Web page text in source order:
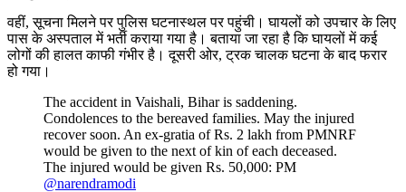
वहीं, सूचना मिलने पर पुलिस घटनास्थल पर पहुंची। घायलों को उपचार के लिए
पास के अस्पताल में भर्ती कराया गया है। बताया जा रहा है कि घायलों में कई
लोगों की हालत काफी गंभीर है। दूसरी ओर, ट्रक चालक घटना के बाद फरार
हो गया।
The accident in Vaishali, Bihar is saddening.
Condolences to the bereaved families. May the injured
recover soon. An ex-gratia of Rs. 2 lakh from PMNRF
would be given to the next of kin of each deceased.
The injured would be given Rs. 50,000: PM
@narendramodi